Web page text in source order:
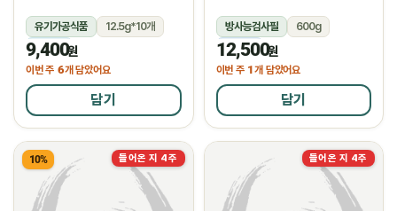
유기가공식품
12.5g*10개
냉장
9,400원
이번 주 6개 담았어요
담기
방사능검사필
600g
냉동
12,500원
이번 주 1개 담았어요
담기
들어온 지 4주
10% 들어온 지 4주